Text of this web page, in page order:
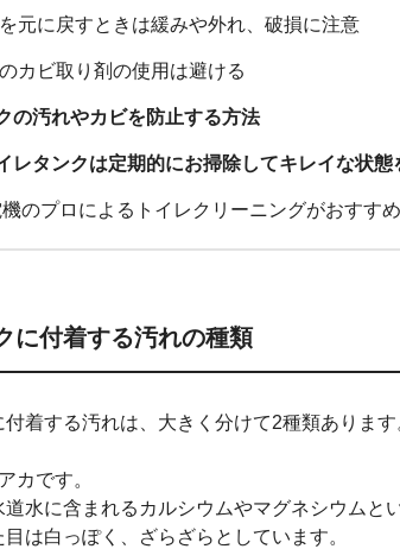
元に戻すときは緩みや外れ、破損に注意
カビ取り剤の使用は避ける
の汚れやカビを防止する方法
レタンクは定期的にお掃除してキレイな状態
のプロによるトイレクリーニングがおすすめ
に付着する汚れの種類
付着する汚れは、大きく分けて2種類あります
カです。
道水に含まれるカルシウムやマグネシウムと
は白っぽく、ざらざらとしています。